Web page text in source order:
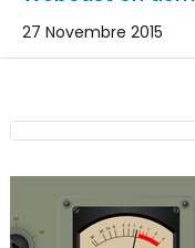
27 Novembre 2015